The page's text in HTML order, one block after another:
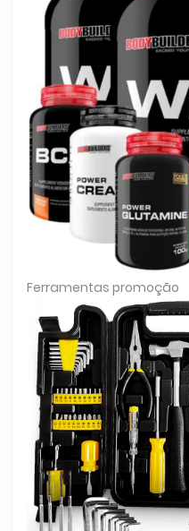
Ferramentas promoção